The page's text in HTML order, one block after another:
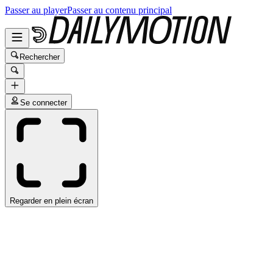
Passer au playerPasser au contenu principal
Rechercher
Se connecter
Regarder en plein écran